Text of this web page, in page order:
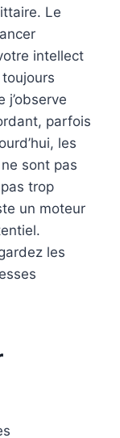
Le
intellect
j’observe
parfois
les
sont pas
trop
un moteur
les